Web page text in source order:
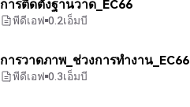
การติดตั้งฐานวาด_EC66
พีดีเอฟ 0.2เอ็มบี
การวาดภาพ_ช่วงการทำงาน_EC66
พีดีเอฟ 0.3เอ็มบี